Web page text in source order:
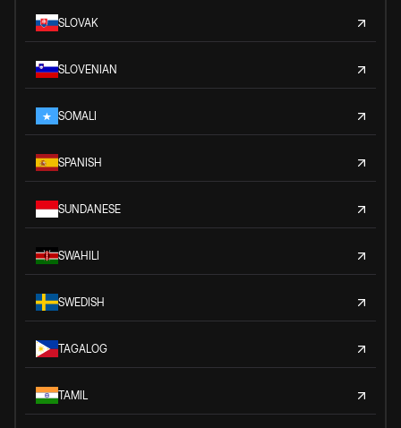
SLOVAK
SLOVENIAN
SOMALI
SPANISH
SUNDANESE
SWAHILI
SWEDISH
TAGALOG
TAMIL